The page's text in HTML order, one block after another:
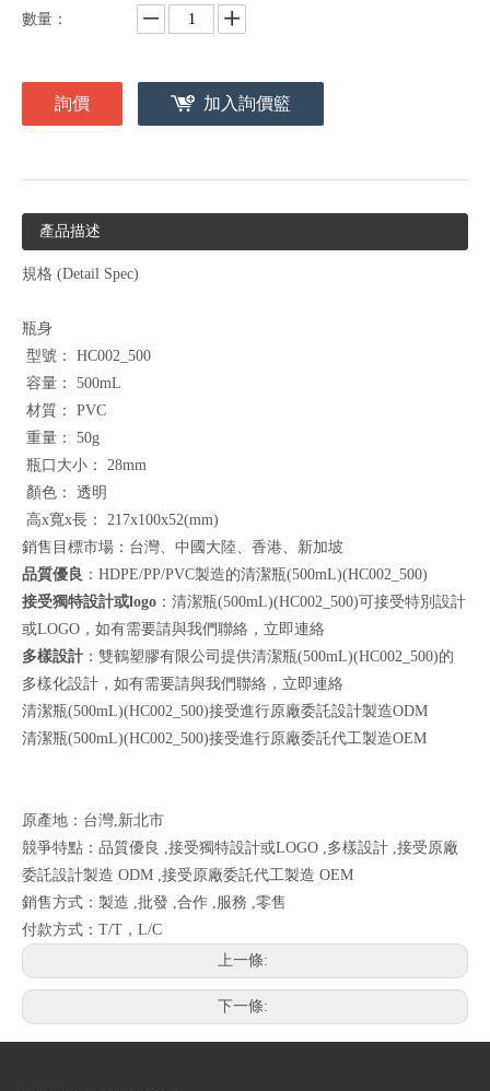
數量：
詢價 加入詢價籃
產品描述
規格 (Detail Spec)
瓶身
型號： HC002_500
容量： 500mL
材質： PVC
重量： 50g
瓶口大小： 28mm
顏色： 透明
高x寬x長： 217x100x52(mm)
銷售目標市場：台灣、中國大陸、香港、新加坡
品質優良 ：HDPE/PP/PVC製造的清潔瓶(500mL)(HC002_500)
接受獨特設計或logo ：清潔瓶(500mL)(HC002_500)可接受特別設計
或LOGO，如有需要請與我們聯絡， 立即連絡
多樣設計 ：雙鶴塑膠有限公司提供清潔瓶(500mL)(HC002_500)的
多樣化設計，如有需要請與我們聯絡， 立即連絡
清潔瓶(500mL)(HC002_500)接受進行原廠委託設計製造ODM
清潔瓶(500mL)(HC002_500)接受進行原廠委託代工製造OEM
原產地：台灣,新北市
競爭特點：品質優良 ,接受獨特設計或LOGO ,多樣設計 ,接受原廠
委託設計製造 ODM ,接受原廠委託代工製造 OEM
銷售方式：製造 ,批發 ,合作 ,服務 ,零售
付款方式：T/T，L/C
上一條:
下一條: